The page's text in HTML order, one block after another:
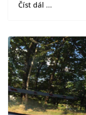
Číst dál …